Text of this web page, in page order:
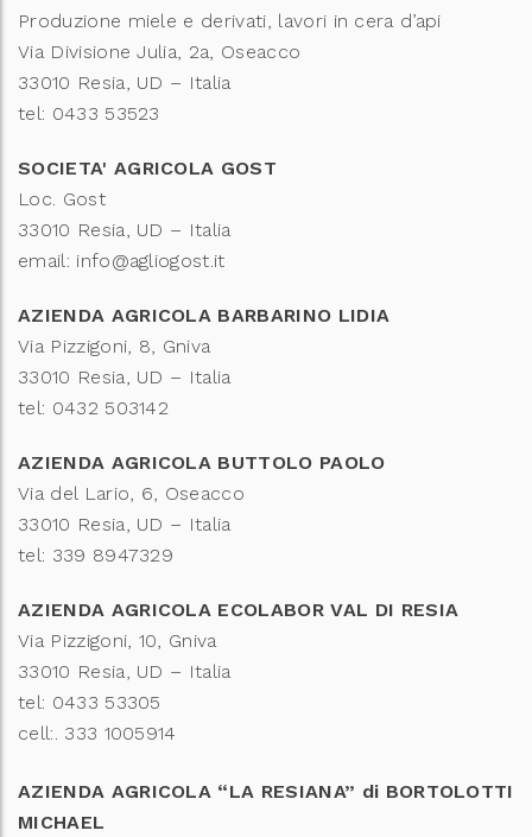
Produzione miele e derivati, lavori in cera d’api
Via Divisione Julia, 2a, Oseacco
33010 Resia, UD – Italia
tel: 0433 53523
SOCIETA' AGRICOLA GOST
Loc. Gost
33010 Resia, UD – Italia
email: info@agliogost.it
AZIENDA AGRICOLA BARBARINO LIDIA
Via Pizzigoni, 8, Gniva
33010 Resia, UD – Italia
tel: 0432 503142
AZIENDA AGRICOLA BUTTOLO PAOLO
Via del Lario, 6, Oseacco
33010 Resia, UD – Italia
tel: 339 8947329
AZIENDA AGRICOLA ECOLABOR VAL DI RESIA
Via Pizzigoni, 10, Gniva
33010 Resia, UD – Italia
tel: 0433 53305
cell:. 333 1005914
AZIENDA AGRICOLA “LA RESIANA” di BORTOLOTTI
MICHAEL